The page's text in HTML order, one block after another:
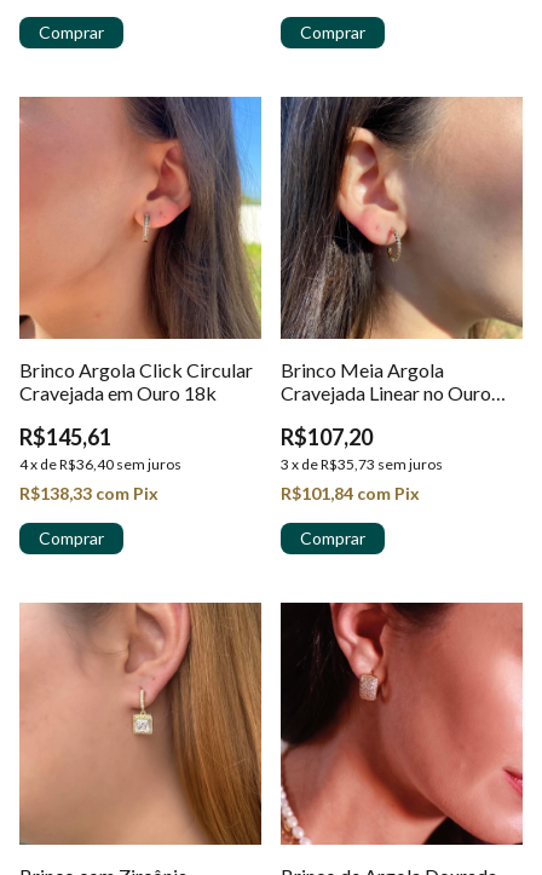
Brinco Argola Click Circular
Cravejada em Ouro 18k
R$145,61
4x deR$36,40 sem juros
R$138,33 com Pix
Brinco Meia Argola
Cravejada Linear no Ouro
R$107,20
3 x deR$35,73 sem juros
R$101,84 com Pix